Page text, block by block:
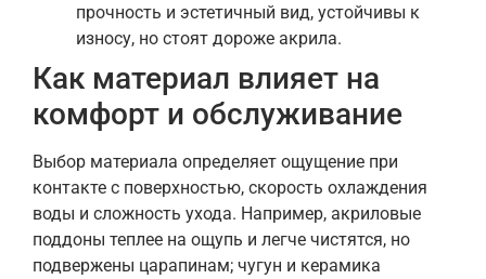
прочность и эстетичный вид, устойчивы к
износу, но стоят дороже акрила.
Как материал влияет на
комфорт и обслуживание
Выбор материала определяет ощущение при
контакте с поверхностью, скорость охлаждения
воды и сложность ухода. Например, акриловые
поддоны теплее на ощупь и легче чистятся, но
подвержены царапинам; чугун и керамика